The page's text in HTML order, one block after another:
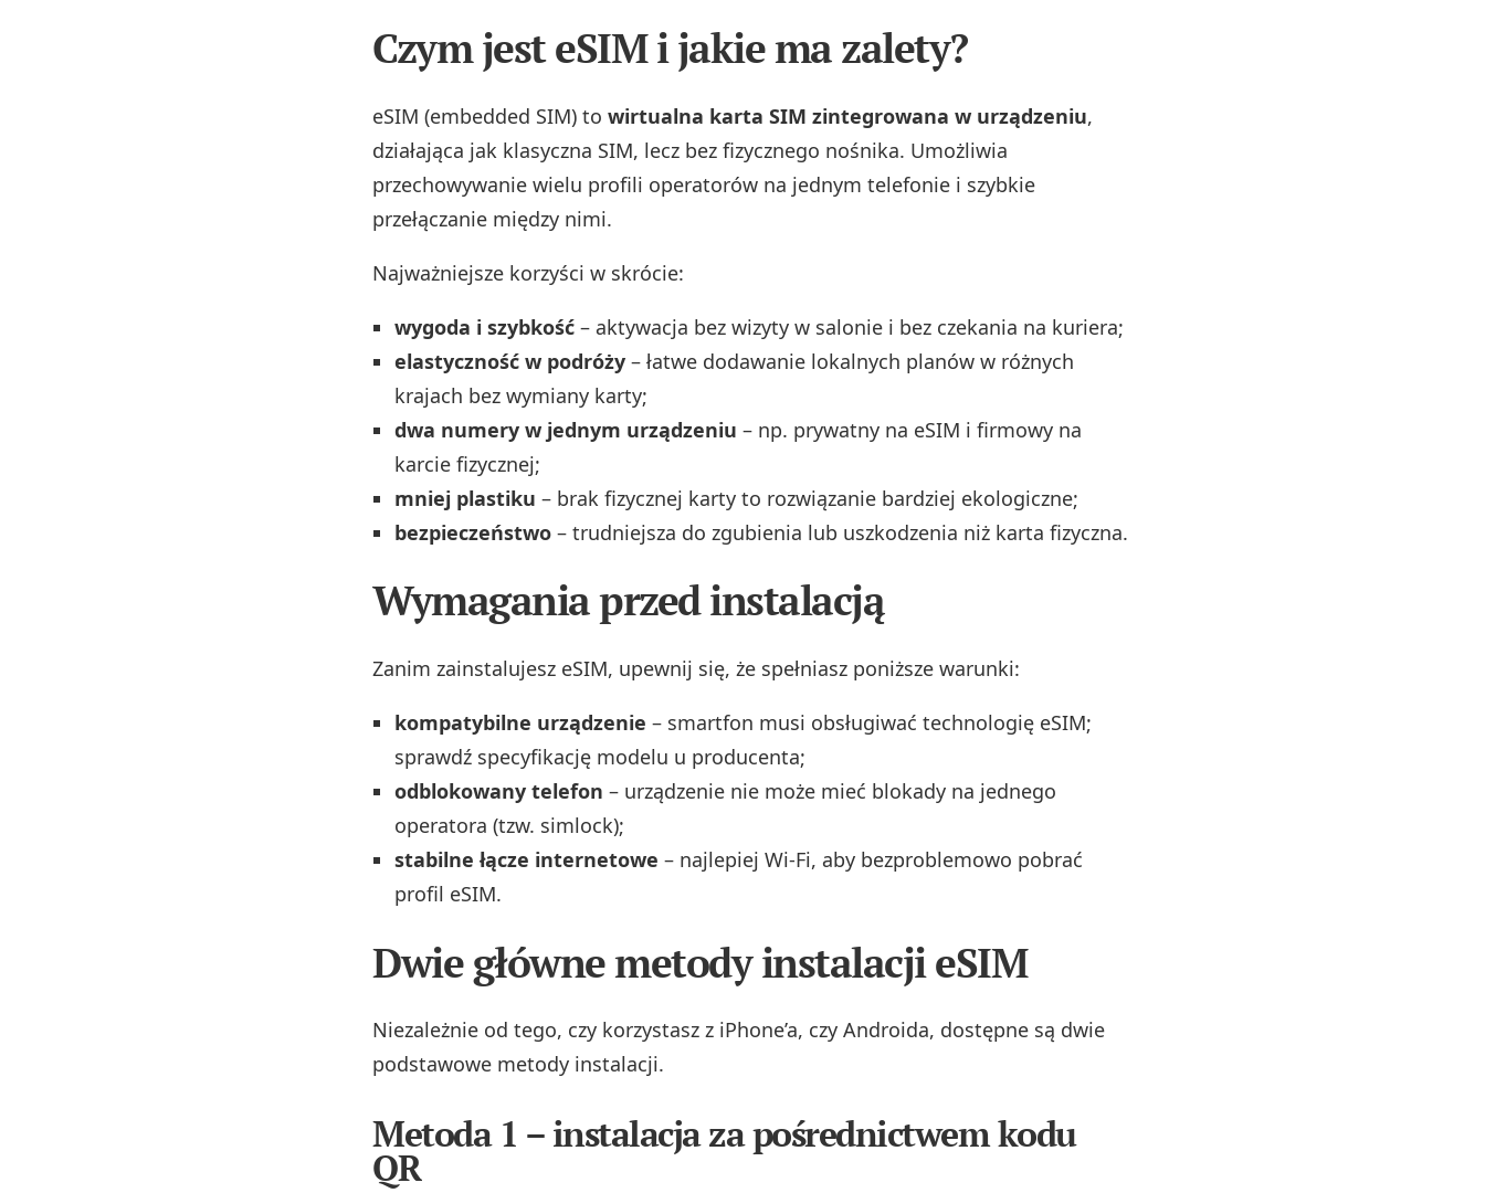
Czym jest eSIM i jakie ma zalety?
eSIM (embedded SIM) to wirtualna karta SIM zintegrowana w urządzeniu,
działająca jak klasyczna SIM, lecz bez fizycznego nośnika. Umożliwia
przechowywanie wielu profili operatorów na jednym telefonie i szybkie
przełączanie między nimi.
Najważniejsze korzyści w skrócie:
wygoda i szybkość – aktywacja bez wizyty w salonie i bez czekania na kuriera;
elastyczność w podróży – łatwe dodawanie lokalnych planów w różnych
krajach bez wymiany karty;
dwa numery w jednym urządzeniu – np. prywatny na eSIM i firmowy na
karcie fizycznej;
mniej plastiku – brak fizycznej karty to rozwiązanie bardziej ekologiczne;
bezpieczeństwo – trudniejsza do zgubienia lub uszkodzenia niż karta fizyczna.
Wymagania przed instalacją
Zanim zainstalujesz eSIM, upewnij się, że spełniasz poniższe warunki:
kompatybilne urządzenie – smartfon musi obsługiwać technologię eSIM;
sprawdź specyfikację modelu u producenta;
odblokowany telefon – urządzenie nie może mieć blokady na jednego
operatora (tzw. simlock);
stabilne łącze internetowe – najlepiej Wi‑Fi, aby bezproblemowo pobrać
profil eSIM.
Dwie główne metody instalacji eSIM
Niezależnie od tego, czy korzystasz z iPhone’a, czy Androida, dostępne są dwie
podstawowe metody instalacji.
Metoda 1 – instalacja za pośrednictwem kodu
QR